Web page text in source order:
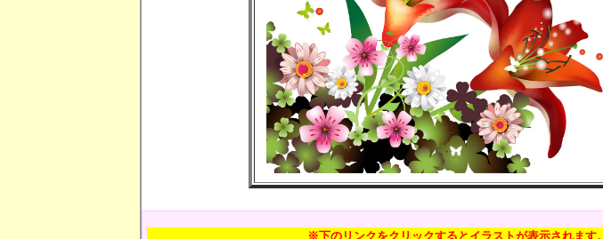
※下のリンクをクリックするとイラストが表示されます。